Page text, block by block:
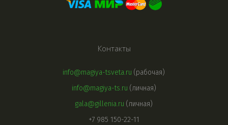
Контакты
info@magiya-tsveta.ru (рабочая)
info@magiya-ts.ru (личная)
gala@gillenia.ru (личная)
+7 985 150-22-11